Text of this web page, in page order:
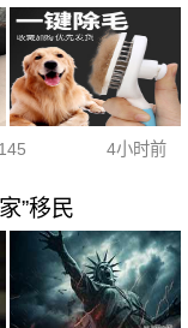
4小时前
”移民